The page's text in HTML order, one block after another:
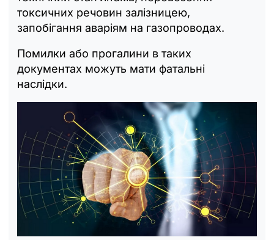
токсичних речовин залізницею,
запобігання аваріям на газопроводах.
Помилки або прогалини в таких
документах можуть мати фатальні
наслідки.